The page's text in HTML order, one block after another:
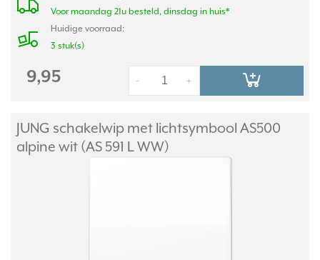
Voor maandag 21u besteld, dinsdag in huis*
Huidige voorraad:
3 stuk(s)
9,95 +
-
JUNG schakelwip met lichtsymbool AS500
alpine wit (AS 591 L WW)